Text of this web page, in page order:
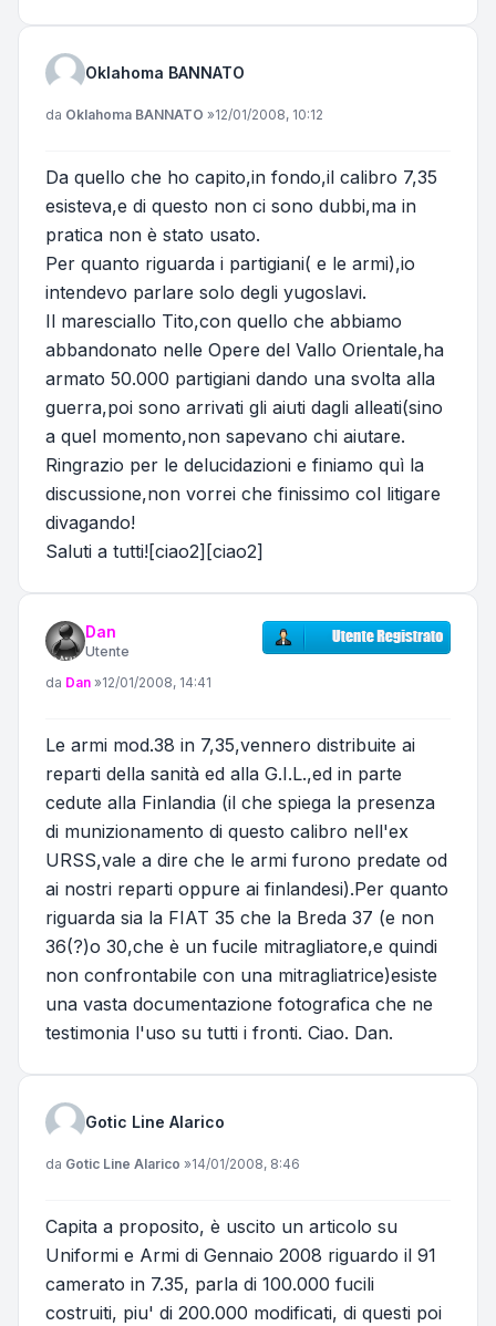
Oklahoma BANNATO
Messaggio
da Oklahoma BANNATO »12/01/2008, 10:12
Da quello che ho capito,in fondo,il calibro 7,35
esisteva,e di questo non ci sono dubbi,ma in
pratica non è stato usato.
Per quanto riguarda i partigiani( e le armi),io
intendevo parlare solo degli yugoslavi.
Il maresciallo Tito,con quello che abbiamo
abbandonato nelle Opere del Vallo Orientale,ha
armato 50.000 partigiani dando una svolta alla
guerra,poi sono arrivati gli aiuti dagli alleati(sino
a quel momento,non sapevano chi aiutare.
Ringrazio per le delucidazioni e finiamo quì la
discussione,non vorrei che finissimo col litigare
divagando!
Saluti a tutti![ciao2][ciao2]
Dan
Utente
Messaggio
da Dan »12/01/2008, 14:41
Le armi mod.38 in 7,35,vennero distribuite ai
reparti della sanità ed alla G.I.L.,ed in parte
cedute alla Finlandia (il che spiega la presenza
di munizionamento di questo calibro nell'ex
URSS,vale a dire che le armi furono predate od
ai nostri reparti oppure ai finlandesi).Per quanto
riguarda sia la FIAT 35 che la Breda 37 (e non
36(?)o 30,che è un fucile mitragliatore,e quindi
non confrontabile con una mitragliatrice)esiste
una vasta documentazione fotografica che ne
testimonia l'uso su tutti i fronti. Ciao. Dan.
Gotic Line Alarico
Messaggio
da Gotic Line Alarico »14/01/2008, 8:46
Capita a proposito, è uscito un articolo su
Uniformi e Armi di Gennaio 2008 riguardo il 91
camerato in 7.35, parla di 100.000 fucili
costruiti, piu' di 200.000 modificati, di questi poi